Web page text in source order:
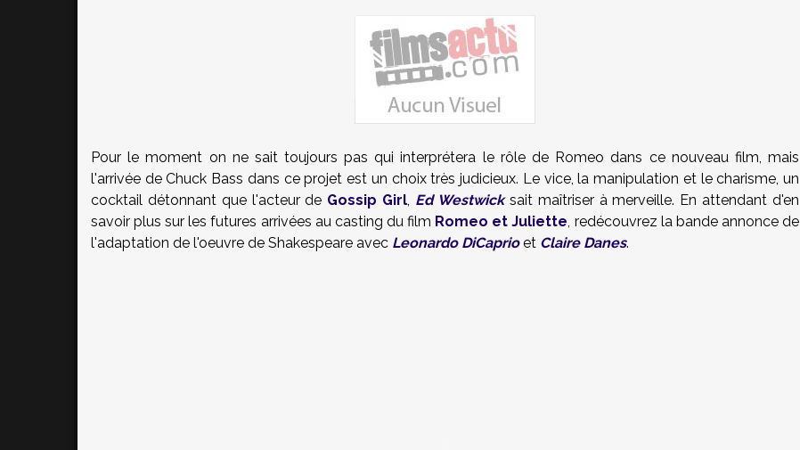
Pour le moment on ne sait toujours pas qui interprétera le rôle de Romeo dans ce nouveau film, mais
l'arrivée de Chuck Bass dans ce projet est un choix très judicieux. Le vice, la manipulation et le charisme, un
cocktail détonnant que l'acteur de Gossip Girl, Ed Westwicksait maîtriser à merveille. En attendant d'en
savoir plus sur les futures arrivées au casting du film Romeo et Juliette, redécouvrez la bande annonce de
l'adaptation de l'oeuvre de Shakespeare avec Leonardo DiCaprioet Claire Danes.